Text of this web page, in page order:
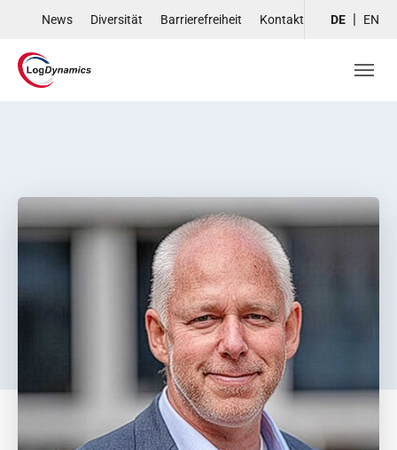
News Diversität Barrierefreiheit Kontakt DE EN